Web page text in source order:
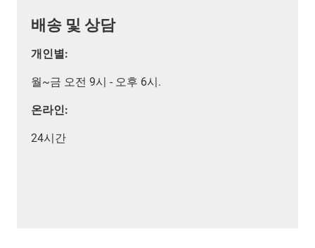
배송 및 상담
개인별:
월~금 오전 9시 - 오후 6시.
온라인:
24시간